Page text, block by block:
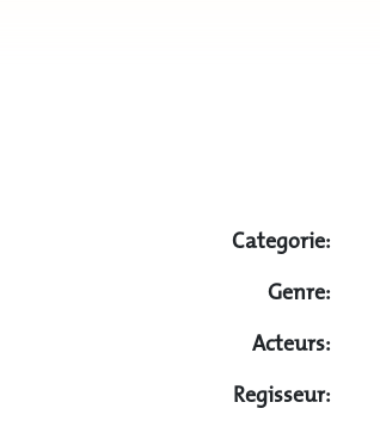
Categorie:
Genre:
Acteurs:
Regisseur: